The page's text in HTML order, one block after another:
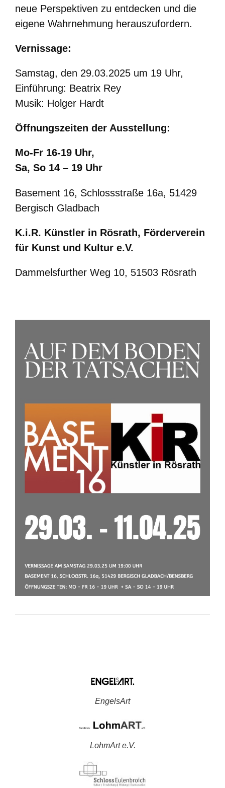
neue Perspektiven zu entdecken und die
eigene Wahrnehmung herauszufordern.
Vernissage:
Samstag, den 29.03.2025 um 19 Uhr,
Einführung: Beatrix Rey
Musik: Holger Hardt
Öffnungszeiten der Ausstellung:
Mo-Fr 16-19 Uhr,
Sa, So 14 – 19 Uhr
Basement 16, Schlossstraße 16a, 51429
Bergisch Gladbach
K.i.R. Künstler in Rösrath, Förderverein
für Kunst und Kultur e.V.
Dammelsfurther Weg 10, 51503 Rösrath
EngelsArt
LohmArt e.V.